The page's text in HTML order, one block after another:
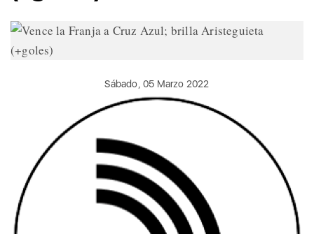
Sábado, 05 Marzo 2022